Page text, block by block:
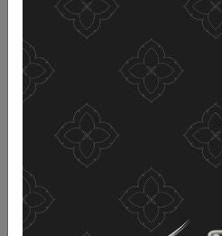
personal information for the
and improving the website. If
without changing any
to receive cookies on the
policy.
See details
02-659-6811